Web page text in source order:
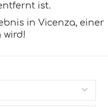
ist.
in Vicenza, einer
wird!